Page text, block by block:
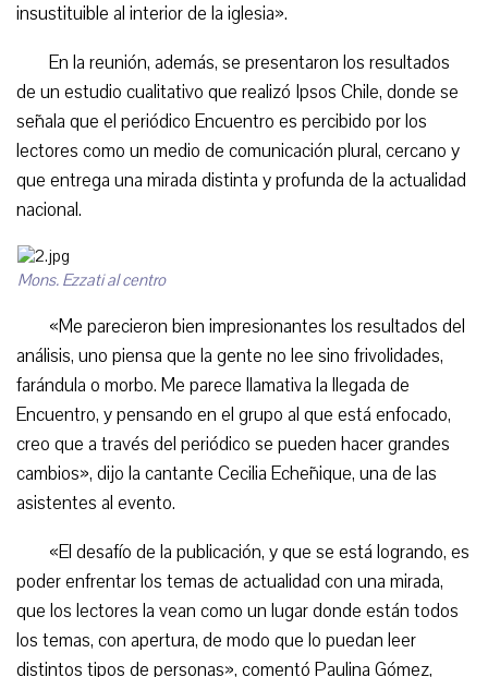
insustituible al interior de la iglesia».
En la reunión, además, se presentaron los resultados
de un estudio cualitativo que realizó Ipsos Chile, donde se
señala que el periódico Encuentro es percibido por los
lectores como un medio de comunicación plural, cercano y
que entrega una mirada distinta y profunda de la actualidad
nacional.
Mons. Ezzati al centro
«Me parecieron bien impresionantes los resultados del
análisis, uno piensa que la gente no lee sino frivolidades,
farándula o morbo. Me parece llamativa la llegada de
Encuentro, y pensando en el grupo al que está enfocado,
creo que a través del periódico se pueden hacer grandes
cambios», dijo la cantante Cecilia Echeñique, una de las
asistentes al evento.
«El desafío de la publicación, y que se está logrando, es
poder enfrentar los temas de actualidad con una mirada,
que los lectores la vean como un lugar donde están todos
los temas, con apertura, de modo que lo puedan leer
distintos tipos de personas», comentó Paulina Gómez,